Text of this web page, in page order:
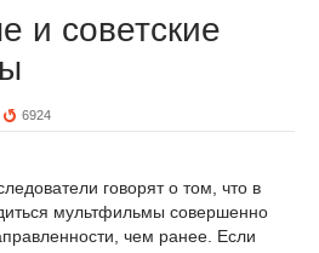
и советские
6924
говорят о том, что в
мультфильмы совершенно
чем ранее. Если